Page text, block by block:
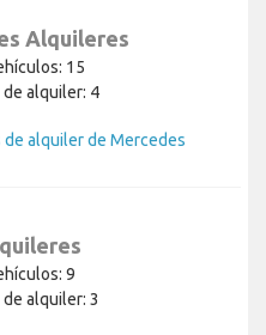
Alquileres
15
de alquiler: 4
de alquiler de Mercedes
9
alquiler: 3